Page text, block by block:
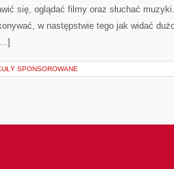
się, oglądać filmy oraz słuchać
w następstwie tego jak widać
SPONSOROWANE